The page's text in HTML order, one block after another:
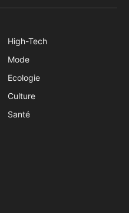
High-Tech
Mode
Ecologie
Culture
Santé